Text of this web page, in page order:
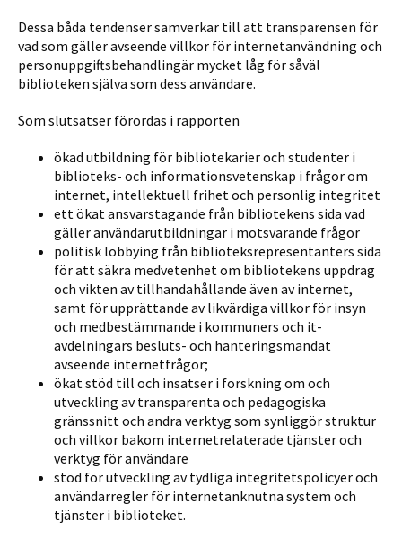
Dessa båda tendenser samverkar till att transparensen för
vad som gäller avseende villkor för internetanvändning och
personuppgiftsbehandlingär mycket låg för såväl
biblioteken själva som dess användare.
Som slutsatser förordas i rapporten
ökad utbildning för bibliotekarier och studenter i
biblioteks- och informationsvetenskap i frågor om
internet, intellektuell frihet och personlig integritet
ett ökat ansvarstagande från bibliotekens sida vad
gäller användarutbildningar i motsvarande frågor
politisk lobbying från biblioteksrepresentanters sida
för att säkra medvetenhet om bibliotekens uppdrag
och vikten av tillhandahållande även av internet,
samt för upprättande av likvärdiga villkor för insyn
och medbestämmande i kommuners och it-
avdelningars besluts- och hanteringsmandat
avseende internetfrågor;
ökat stöd till och insatser i forskning om och
utveckling av transparenta och pedagogiska
gränssnitt och andra verktyg som synliggör struktur
och villkor bakom internetrelaterade tjänster och
verktyg för användare
stöd för utveckling av tydliga integritetspolicyer och
användarregler för internetanknutna system och
tjänster i biblioteket.